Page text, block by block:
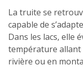
La truite se
capable de
Dans les lacs, elle
température allant
rivière ou en